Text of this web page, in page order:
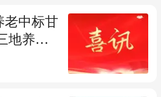
老中标甘
地养老